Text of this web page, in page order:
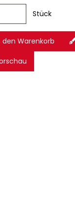
Stück
Warenkorb